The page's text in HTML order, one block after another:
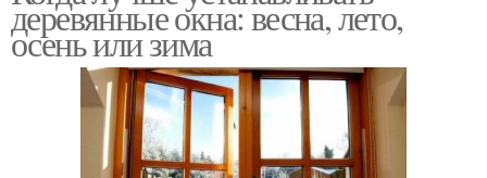
деревянные окна: весна, лето,
осень или зима